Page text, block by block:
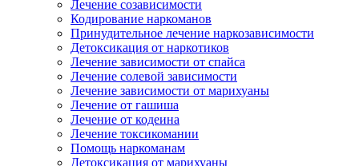
Лечение созависимости
Кодирование наркоманов
Принудительное лечение наркозависимости
Детоксикация от наркотиков
Лечение зависимости от спайса
Лечение солевой зависимости
Лечение зависимости от марихуаны
Лечение от гашиша
Лечение от кодеина
Лечение токсикомании
Помощь наркоманам
Детоксикация от марихуаны